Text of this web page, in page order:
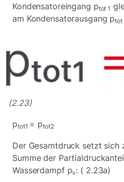
Kondensatoreingang ptot 1
am Kondensatorausgang ptot
(2.23)
ptot1 = ptot2
Der Gesamtdruck setzt sich
Summe der
Wasserdampf pv: ( 2.23a)